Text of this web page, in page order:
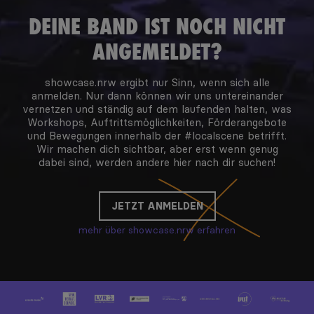
DEINE BAND IST NOCH NICHT
ANGEMELDET?
showcase.nrw ergibt nur Sinn, wenn sich alle
anmelden. Nur dann können wir uns untereinander
vernetzen und ständig auf dem laufenden halten, was
Workshops, Auftrittsmöglichkeiten, Förderangebote
und Bewegungen innerhalb der #localscene betrifft.
Wir machen dich sichtbar, aber erst wenn genug
dabei sind, werden andere hier nach dir suchen!
JETZT ANMELDEN
mehr über showcase.nrw erfahren